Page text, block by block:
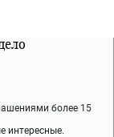
более 15
интересные.
которое не
аллергию.
выбирайте те,